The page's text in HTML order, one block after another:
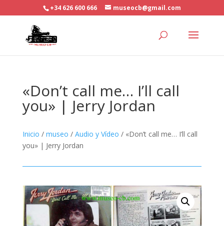
+34 626 600 666 museocb@gmail.com
«Don’t call me… I’ll call
you» | Jerry Jordan
Inicio / museo / Audio y Vídeo / «Don’t call me… I’ll call
you» | Jerry Jordan